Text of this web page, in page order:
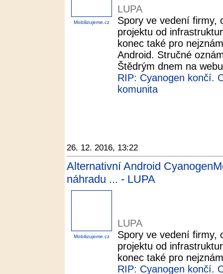
Mobilizujeme.cz
LUPA
Spory ve vedení firmy,
projektu od
konec také pro
Android. Stručné
Štědrým dnem na
RIP: Cyanogen končí.
komunita
26. 12. 2016, 13:22
Alternativní Android
náhradu ... - LUPA
Mobilizujeme.cz
LUPA
Spory ve vedení firmy,
projektu od
konec také pro
RIP: Cyanogen končí.